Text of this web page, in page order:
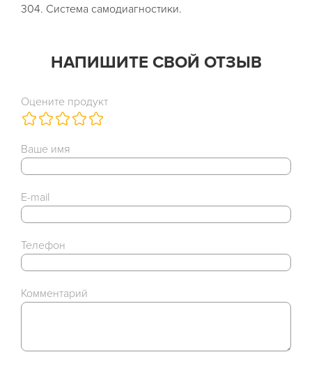
304. Система самодиагностики.
НАПИШИТЕ СВОЙ ОТЗЫВ
Оцените продукт
Ваше имя
E-mail
Телефон
Комментарий